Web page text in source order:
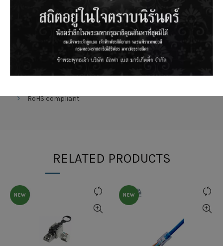
ANSI/TIA-568-C.2 Category 6A
ISO/IEC 11801:2017 Class EA
EN55024:2010+A1:2015
IEEE 802.3an (10G Base T)
RoHS compliant
RELATED PRODUCTS
NEW NEW